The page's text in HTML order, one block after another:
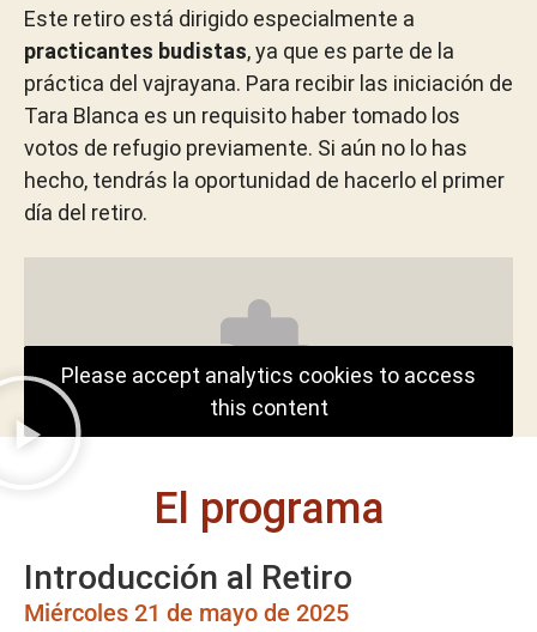
Este retiro está dirigido especialmente a
practicantes budistas, ya que es parte de la
práctica del vajrayana. Para recibir las iniciación de
Tara Blanca es un requisito haber tomado los
votos de refugio previamente. Si aún no lo has
hecho, tendrás la oportunidad de hacerlo el primer
día del retiro.
Please accept analytics cookies to access
this content
El programa
Introducción al Retiro
Miércoles 21 de mayo de 2025